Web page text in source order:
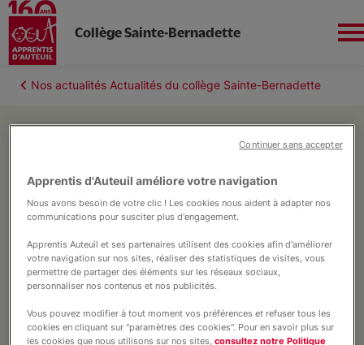
Collège Sainte-Bernadette
L'établissement
Un Collège Autrement
Ça se passe à Sainte-Bernadette !
Fil Nos actualités Actualités du collège Sainte-Bernadette
Actualités du collège Sainte-
Bernadette
13 juillet 2023, modifié le
12 mai 2025
Session DNB 2023 réussie
Session DNB 2023 réussie !
Apprentis d'Auteuil améliore votre navigation
Nous avons besoin de votre clic ! Les cookies nous aident à adapter nos
communications pour susciter plus d'engagement.
Apprentis Auteuil et ses partenaires utilisent des cookies afin d'améliorer
votre navigation sur nos sites, réaliser des statistiques de visites, vous
permettre de partager des éléments sur les réseaux sociaux,
personnaliser nos contenus et nos publicités.
Vous pouvez modifier à tout moment vos préférences et refuser tous les
cookies en cliquant sur "paramètres des cookies". Pour en savoir plus sur
les cookies que nous utilisons sur nos sites,consultez notre Politique
Continuer sans accepter